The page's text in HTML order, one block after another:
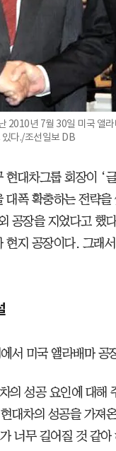
2010년 7월 30일 미국 앨
다./조선일보 DB
현대차그룹 회장이 ‘
대폭 확충하는 전략
공장을 지었다고 했
현지 공장이다. 그래
서 미국 앨라배마 공
의 성공 요인에 대해
대차의 성공을 가져
너무 길어질 것 같